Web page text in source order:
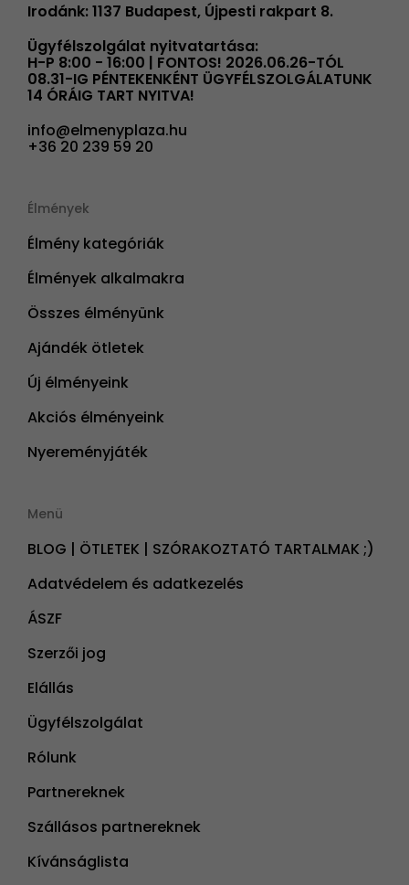
Irodánk: 1137 Budapest, Újpesti rakpart 8.
Ügyfélszolgálat nyitvatartása:
H-P 8:00 - 16:00 | FONTOS! 2026.06.26-TÓL
08.31-IG PÉNTEKENKÉNT ÜGYFÉLSZOLGÁLATUNK
14 ÓRÁIG TART NYITVA!
info@elmenyplaza.hu
+36 20 239 59 20
Élmények
Élmény kategóriák
Élmények alkalmakra
Összes élményünk
Ajándék ötletek
Új élményeink
Akciós élményeink
Nyereményjáték
Menü
BLOG | ÖTLETEK | SZÓRAKOZTATÓ TARTALMAK ;)
Adatvédelem és adatkezelés
ÁSZF
Szerzői jog
Elállás
Ügyfélszolgálat
Rólunk
Partnereknek
Szállásos partnereknek
Kívánságlista